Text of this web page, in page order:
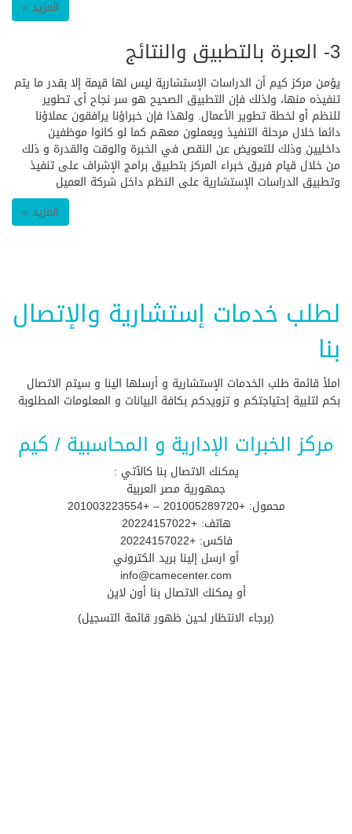
المزيد »
3- العبرة بالتطبيق والنتائج
يؤمن مركز كيم أن الدراسات الإستشارية ليس لها قيمة إلا بقدر ما يتم
تنفيذه منها، ولذلك فإن التطبيق الصحيح هو سر نجاح أى تطوير
للنظم أو لخطة تطوير الأعمال. ولهذا فإن خبراؤنا يرافقون عملاؤنا
دائما خلال مرحلة التنفيذ ويعملون معهم كما لو كانوا موظفين
داخليين وذلك للتعويض عن النقص في الخبرة والوقت والقدرة و ذلك
من خلال قيام فريق خبراء المركز بتطبيق برامج الإشراف على تنفيذ
وتطبيق الدراسات الإستشارية على النظم داخل شركة العميل
المزيد »
لطلب خدمات إستشارية والإتصال
بنا
املأ قائمة طلب الخدمات الإستشارية و أرسلها الينا و سيتم الاتصال
بكم لتلبية إحتياجتكم و تزويدكم بكافة البيانات و المعلومات المطلوبة
مركز الخبرات الإدارية و المحاسبية / كيم
يمكنك الاتصال بنا كالآتي :
جمهورية مصر العربية
محمول: +201005289720 – +201003223554
هاتف: +20224157022
فاكس: +20224157022
أو ارسل إلينا بريد الكتروني
info@camecenter.com
أو يمكنك الاتصال بنا أون لاين
(برجاء الانتظار لحين ظهور قائمة التسجيل)